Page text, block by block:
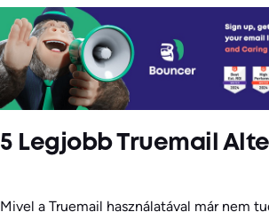
5 Legjobb Truemail
Mivel a Truemail használatával már nem